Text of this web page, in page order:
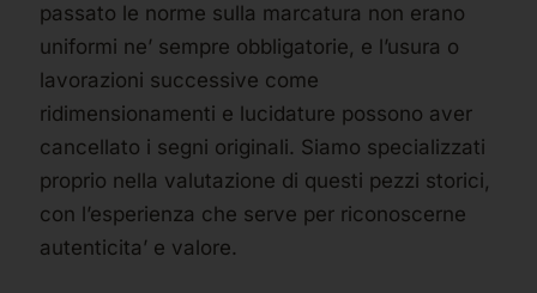
passato le norme sulla marcatura non erano
uniformi ne’ sempre obbligatorie, e l’usura o
lavorazioni successive come
ridimensionamenti e lucidature possono aver
cancellato i segni originali. Siamo specializzati
proprio nella valutazione di questi pezzi storici,
con l’esperienza che serve per riconoscerne
autenticita’ e valore.